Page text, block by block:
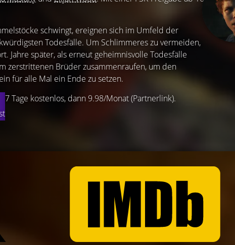
7 Tage kostenlos, dann 9.98/Monat (Partnerlink).
schwingt, ereignen sich im Umfeld der
Todesfälle. Um Schlimmeres zu vermeiden,
Jahre später, als erneut geheimnisvolle Todesfälle
zerstrittenen Brüder zusammenraufen, um den
für alle Mal ein Ende zu setzen.